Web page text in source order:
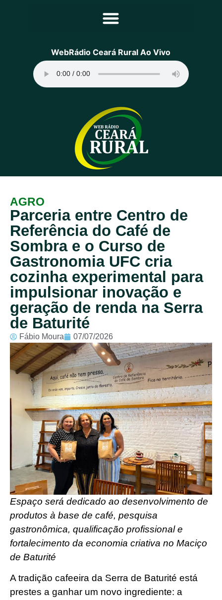
Principal
Programação
Equipe
Contato
Sobre
WebRádio Ceará Rural Ao Vivo
AGRO
Parceria entre Centro de
Referência do Café de
Sombra e o Curso de
Gastronomia UFC cria
cozinha experimental para
impulsionar inovação e
geração de renda na Serra
de Baturité
Fábio Moura 07/07/2026
Espaço será dedicado ao desenvolvimento de
produtos à base de café, pesquisa
gastronômica, qualificação profissional e
fortalecimento da economia criativa no Maciço
de Baturité
A tradição cafeeira da Serra de Baturité está
prestes a ganhar um novo ingrediente: a